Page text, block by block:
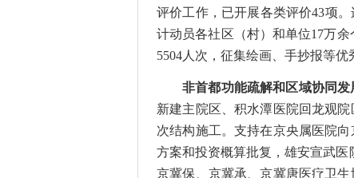
评价工作，已开展各类评价43项
计动员各社区（村）和单位17万
5504人次，征集绘画、手抄报等优
非首都功能疏解和区域协同发
新建主院区、积水潭医院回龙观
次结构施工 。支持在京央属医院向
方案和投资概算批复 ，雄安宣武医
京冀保、京冀承、京冀唐医疗卫